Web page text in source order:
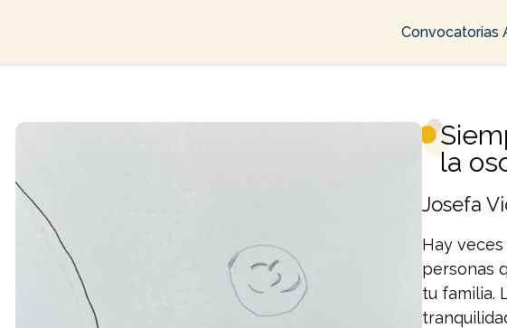
Convocatorias
la
Josefa
Hay
personas
tu familia.